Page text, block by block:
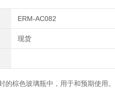
ERM-AC082
现货
棕色玻璃瓶中，用于和预期使用